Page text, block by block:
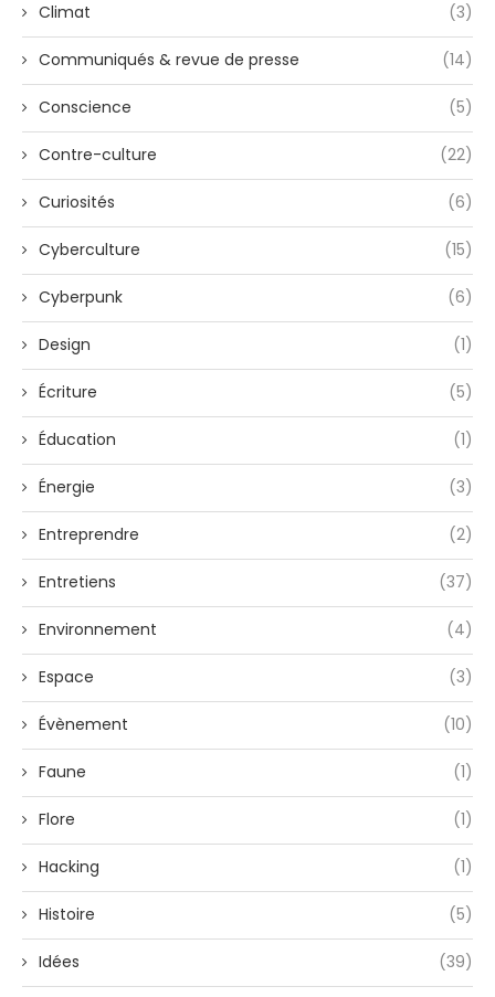
Climat (3)
Communiqués & revue de presse (14)
Conscience (5)
Contre-culture (22)
Curiosités (6)
Cyberculture (15)
Cyberpunk (6)
Design (1)
Écriture (5)
Éducation (1)
Énergie (3)
Entreprendre (2)
Entretiens (37)
Environnement (4)
Espace (3)
Évènement (10)
Faune (1)
Flore (1)
Hacking (1)
Histoire (5)
Idées (39)